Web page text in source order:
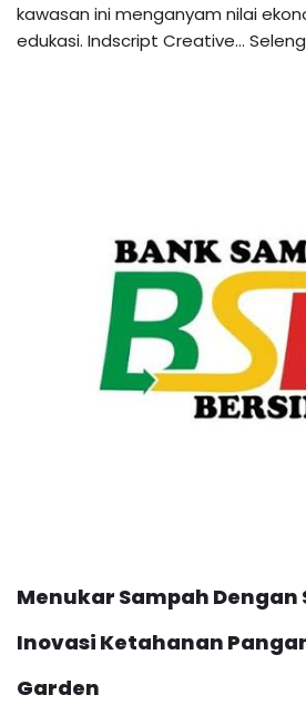
kawasan ini menganyam nilai
edukasi. Indscript Creative…
Menukar Sampah Dengan
Inovasi Ketahanan
Garden